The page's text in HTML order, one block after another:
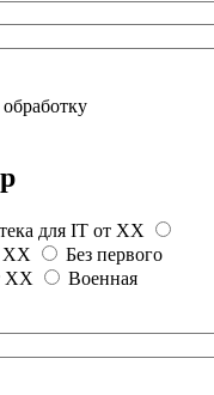
для IT от XX
XX
Без первого
XX
Военная